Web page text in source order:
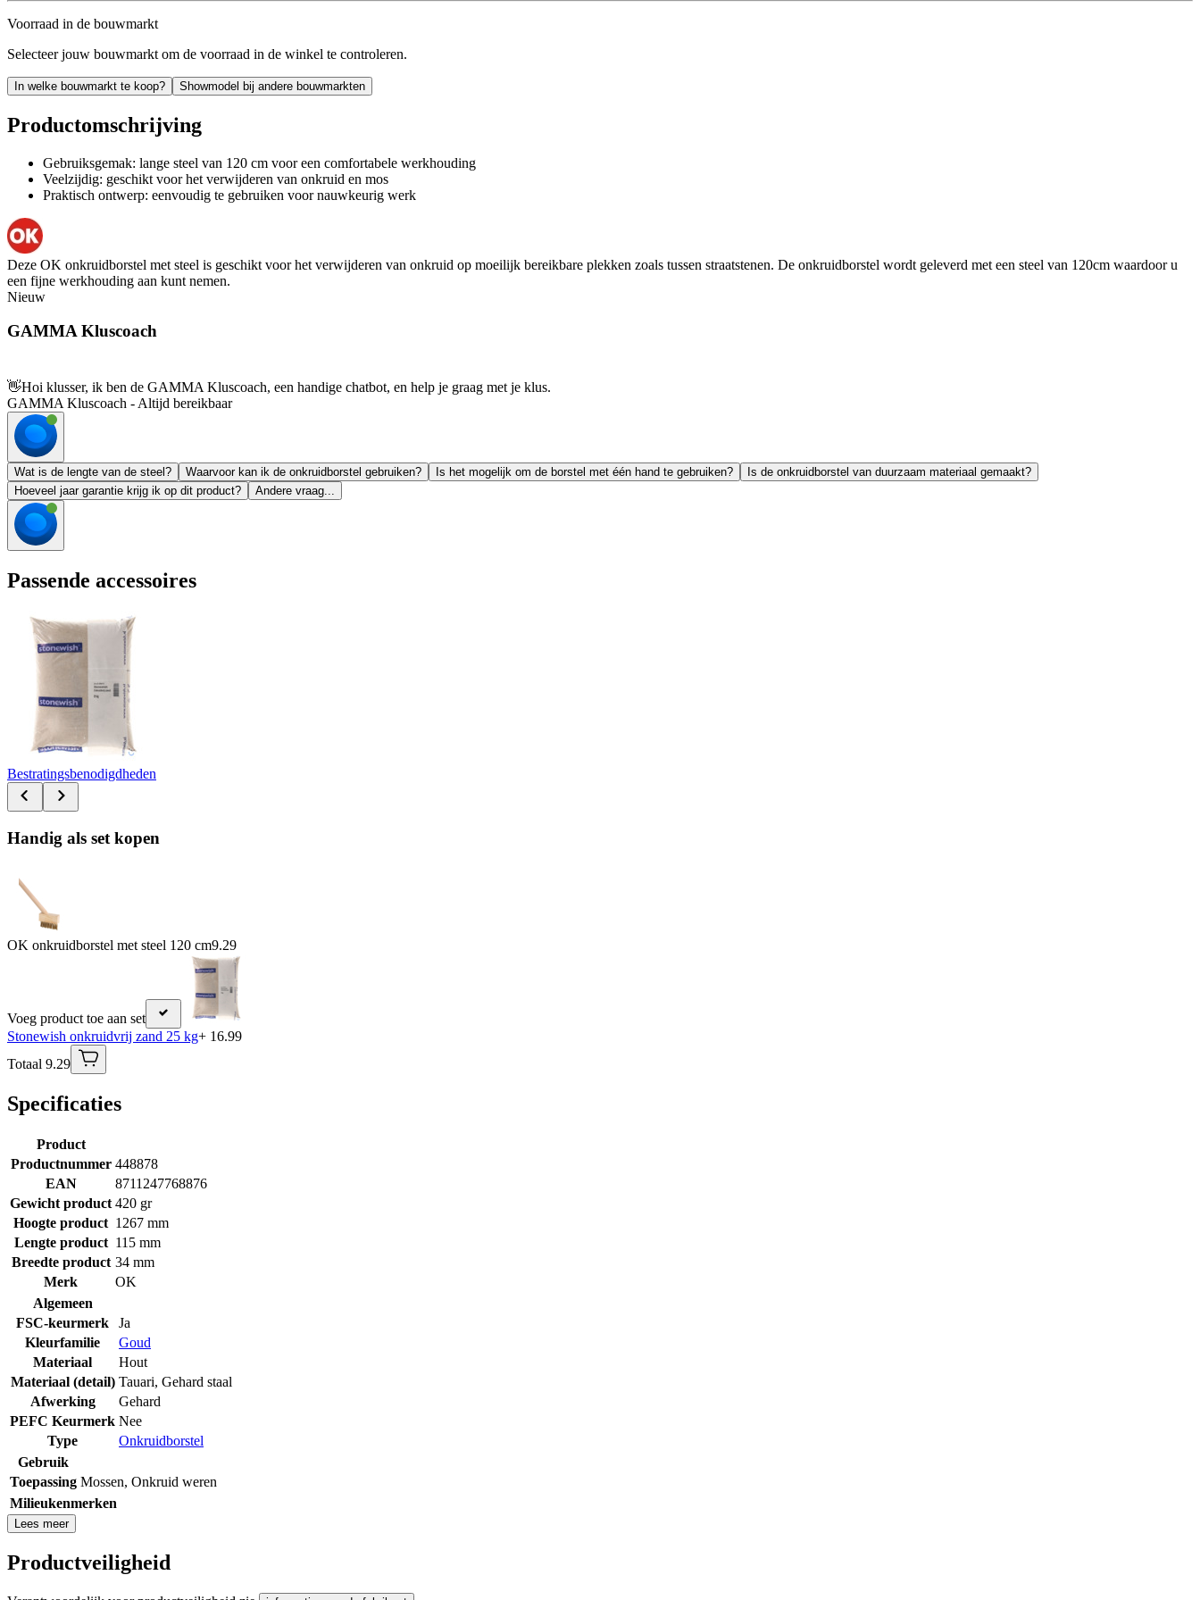
Voorraad in de bouwmarkt
Selecteer jouw bouwmarkt om de voorraad in de winkel te controleren.
In welke bouwmarkt te koop? Showmodel bij andere bouwmarkten
Productomschrijving
Gebruiksgemak: lange steel van 120 cm voor een comfortabele werkhouding
Veelzijdig: geschikt voor het verwijderen van onkruid en mos
Praktisch ontwerp: eenvoudig te gebruiken voor nauwkeurig werk
Deze OK onkruidborstel met steel is geschikt voor het verwijderen van onkruid op moeilijk bereikbare plekken zoals tussen straatstenen. De onkruidborstel wordt geleverd met een steel van 120cm waardoor u
een fijne werkhouding aan kunt nemen.
Nieuw
GAMMA Kluscoach
👋Hoi klusser, ik ben de GAMMA Kluscoach, een handige chatbot, en help je graag met je klus.
GAMMA Kluscoach - Altijd bereikbaar
Wat is de lengte van de steel? Waarvoor kan ik de onkruidborstel gebruiken? Is het mogelijk om de borstel met één hand te gebruiken?
Is de onkruidborstel van duurzaam materiaal gemaakt?
Hoeveel jaar garantie krijg ik op dit product?
Andere vraag...
Passende accessoires
Bestratingsbenodigdheden
Handig als set kopen
OK onkruidborstel met steel 120 cm9.29
Voeg product toe aan set
Stonewish onkruidvrij zand 25 kg+ 16.99
Totaal 9.29
Specificaties
Product
Productnummer 448878
EAN
8711247768876
Gewicht product 420 gr
Hoogte product 1267 mm
Lengte product 115 mm
Breedte product 34 mm
Merk
OK
Algemeen
FSC-keurmerk
Ja
Kleurfamilie
Goud
Materiaal
Hout
Materiaal (detail) Tauari, Gehard staal
Afwerking
Gehard
PEFC Keurmerk Nee
Type
Onkruidborstel
Gebruik
Toepassing Mossen, Onkruid weren
Milieukenmerken
Lees meer
Productveiligheid